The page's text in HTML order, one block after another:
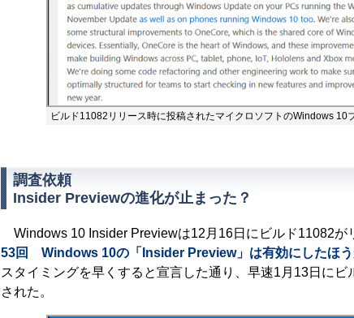
ビルド11082リリース時に投稿されたマイクロソフトのWindows 10
調査依頼
Insider Previewの進化が止まった？
Windows 10 Insider Previewは12月16日にビルド11082が
53回 Windows 10の「Insider Preview」は有効にしたほう
スタイミングを早くすると宣言した通り、早速1月13日にビ
された。